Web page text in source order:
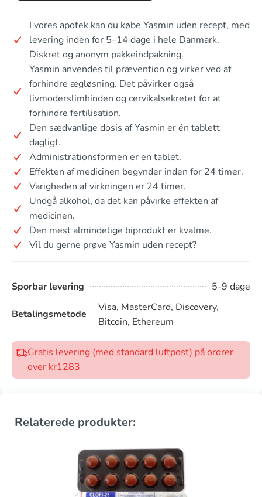
I vores apotek kan du købe Yasmin uden recept, med
levering inden for 5–14 dage i hele Danmark.
Diskret og anonym pakkeindpakning.
Yasmin anvendes til prævention og virker ved at
forhindre ægløsning. Det påvirker også
livmoderslimhinden og cervikalsekretet for at
forhindre fertilisation.
Den sædvanlige dosis af Yasmin er én tablett
dagligt.
Administrationsformen er en tablet.
Effekten af medicinen begynder inden for 24 timer.
Varigheden af virkningen er 24 timer.
Undgå alkohol, da det kan påvirke effekten af
medicinen.
Den mest almindelige biprodukt er kvalme.
Vil du gerne prøve Yasmin uden recept?
Sporbar levering 5-9 dage
Betalingsmetode
Visa, MasterCard, Discovery,
Bitcoin, Ethereum
Gratis levering (med standard luftpost) på ordrer
over kr1283
Relaterede produkter: